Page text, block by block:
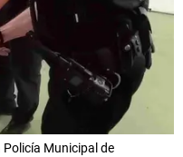
Municipal de